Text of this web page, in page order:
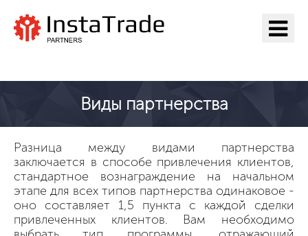
Виды партнерства
Разница между видами партнерства
заключается в способе привлечения клиентов,
стандартное вознаграждение на начальном
этапе для всех типов партнерства одинаковое -
оно составляет 1,5 пункта с каждой сделки
привлеченных клиентов. Вам необходимо